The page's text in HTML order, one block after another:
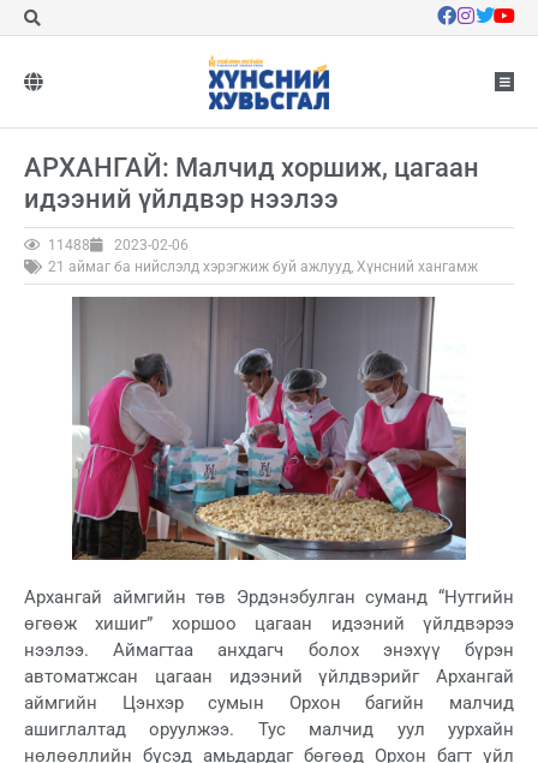
АРХАНГАЙ: Малчид хоршиж, цагаан
идээний үйлдвэр нээлээ
11488
2023-02-06
21 аймаг ба нийслэлд хэрэгжиж буй ажлууд, Хүнсний хангамж
Архангай аймгийн төв Эрдэнэбулган суманд “Нутгийн
өгөөж хишиг” хоршоо цагаан идээний үйлдвэрээ
нээлээ. Аймагтаа анхдагч болох энэхүү бүрэн
автоматжсан цагаан идээний үйлдвэрийг Архангай
аймгийн Цэнхэр сумын Орхон багийн малчид
ашиглалтад оруулжээ. Тус малчид уул уурхайн
нөлөөллийн бүсэд амьдардаг бөгөөд Орхон багт үйл